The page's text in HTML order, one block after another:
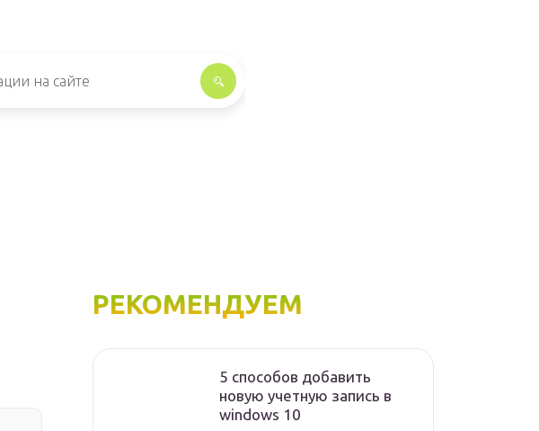
РЕКОМЕНДУЕМ
5 способов добавить
новую учетную запись в
windows 10